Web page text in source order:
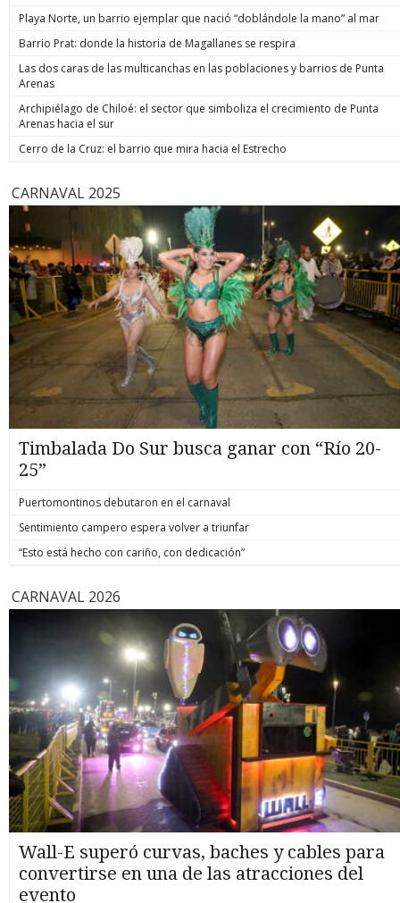
Playa Norte, un barrio ejemplar que nació “doblándole la mano” al mar
Barrio Prat: donde la historia de Magallanes se respira
Las dos caras de las multicanchas en las poblaciones y barrios de Punta
Arenas
Archipiélago de Chiloé: el sector que simboliza el crecimiento de Punta
Arenas hacia el sur
Cerro de la Cruz: el barrio que mira hacia el Estrecho
CARNAVAL 2025
Timbalada Do Sur busca ganar con “Río 20-
25”
Puertomontinos debutaron en el carnaval
Sentimiento campero espera volver a triunfar
“Esto está hecho con cariño, con dedicación”
CARNAVAL 2026
Wall-E superó curvas, baches y cables para
convertirse en una de las atracciones del
evento